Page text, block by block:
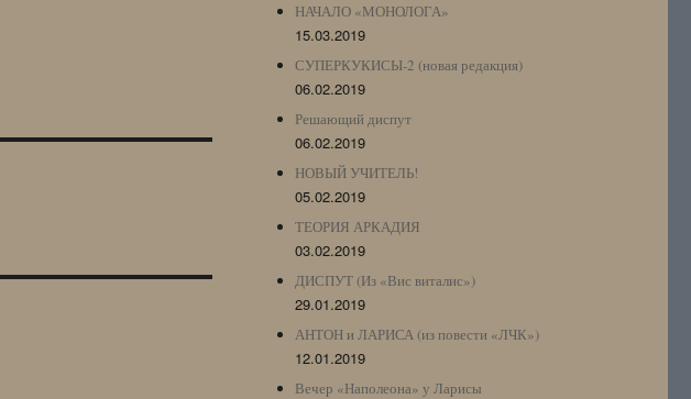
НАЧАЛО «МОНОЛОГА»
15.03.2019
СУПЕРКУКИСЫ-2 (новая редакция)
06.02.2019
Решающий диспут
06.02.2019
НОВЫЙ УЧИТЕЛЬ!
05.02.2019
ТЕОРИЯ АРКАДИЯ
03.02.2019
ДИСПУТ (Из «Вис виталис»)
29.01.2019
АНТОН и ЛАРИСА (из повести «ЛЧК»)
12.01.2019
Вечер «Наполеона» у Ларисы